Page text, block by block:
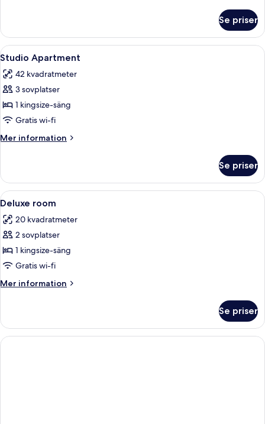
icke-
rökare
-
utsikt
mot
staden
tvåbäddsrum
1
enkelsäng
icke-
-
utsikt
staden
Se priser
Öppna
alla
foton
för
Studio
Apartment
Egyptiska bomullslakan och
4
Studio Apartment
42 kvadratmeter
3 sovplatser
1 kingsize-säng
Gratis wi-fi
Mer information
Mer
Apartment
Se priser
Öppna
alla
foton
för
Deluxe
room
Egyptiska bomullslakan och
3
Deluxe room
20 kvadratmeter
2 sovplatser
1 kingsize-säng
Gratis wi-fi
Mer information
Mer
room
Se priser